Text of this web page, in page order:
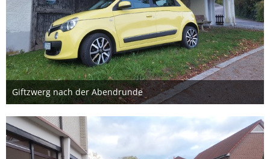
Giftzwerg nach der Abendrunde
13. September 2025